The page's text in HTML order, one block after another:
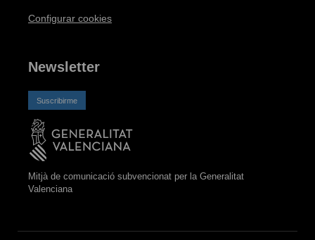
Configurar cookies
Newsletter
Suscribirme
Mitjà de comunicació subvencionat per la Generalitat
Valenciana